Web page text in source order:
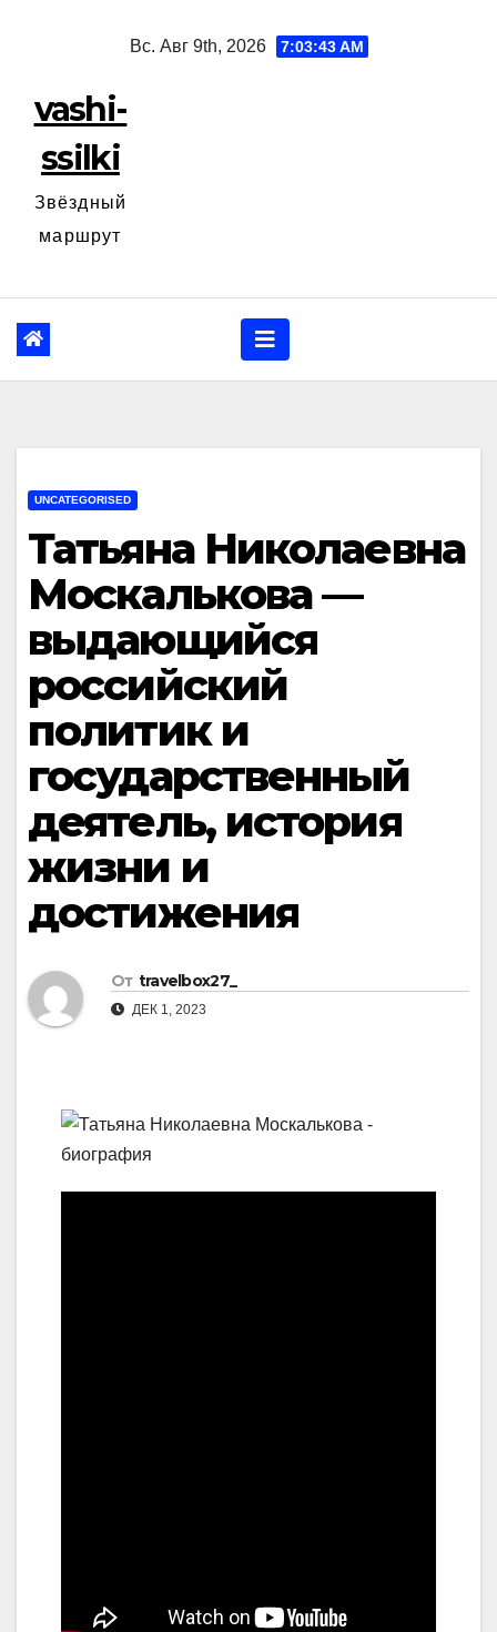
Вс. Авг 9th, 2026 7:03:44 AM
vashi-
ssilki
Звёздный
маршрут
UNCATEGORISED
Татьяна Николаевна
Москалькова —
выдающийся
российский
политик и
государственный
деятель, история
жизни и
достижения
От travelbox27_
ДЕК 1, 2023